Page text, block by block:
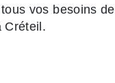
vos besoins de
Créteil.